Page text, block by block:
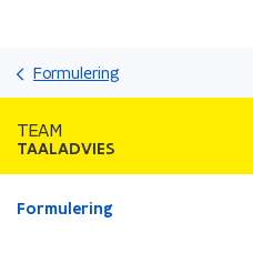
Formulering
TEAM
TAALADVIES
Gedaan
Formulering